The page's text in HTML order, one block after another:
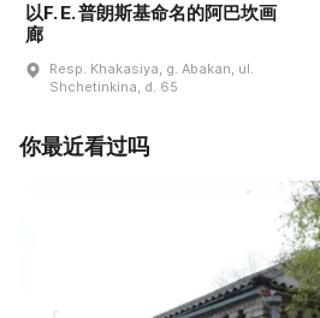
以F. E. 普朗斯基命名的阿巴坎画
廊
Resp. Khakasiya, g. Abakan, ul.
Shchetinkina, d. 65
你最近看过吗